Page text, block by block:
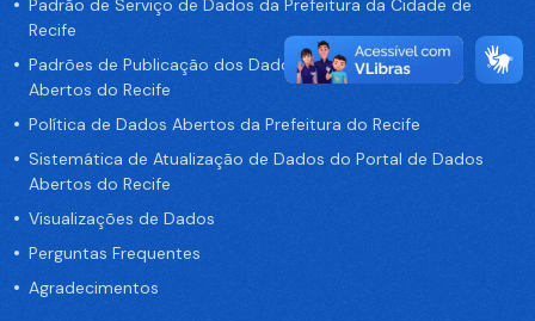
Padrão de Serviço de Dados da Prefeitura da Cidade de
Recife
Padrões de Publicação dos Dados no Portal de Dados
Abertos do Recife
Política de Dados Abertos da Prefeitura do Recife
Sistemática de Atualização de Dados do Portal de Dados
Abertos do Recife
Visualizações de Dados
Perguntas Frequentes
Agradecimentos